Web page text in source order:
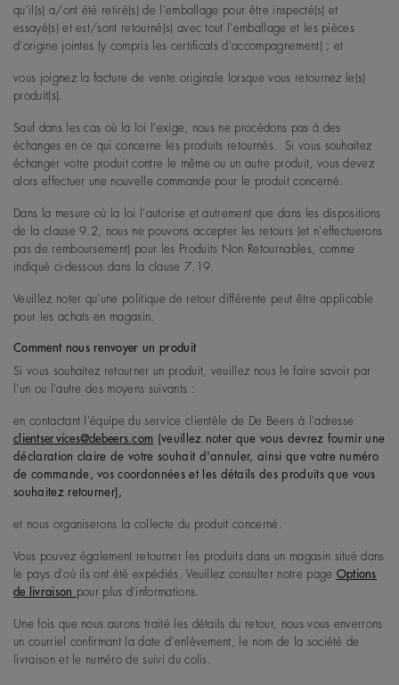
qu'il(s) a/ont été retiré(s) de l'emballage pour être inspecté(s) et
essayé(s) et est/sont retourné(s) avec tout l'emballage et les pièces
d'origine jointes (y compris les certificats d'accompagnement) ; et
vous joignez la facture de vente originale lorsque vous retournez le(s)
produit(s).
Sauf dans les cas où la loi l'exige, nous ne procédons pas à des
échanges en ce qui concerne les produits retournés. Si vous souhaitez
échanger votre produit contre le même ou un autre produit, vous devez
alors effectuer une nouvelle commande pour le produit concerné.
Dans la mesure où la loi l'autorise et autrement que dans les dispositions
de la clause 9.2, nous ne pouvons accepter les retours (et n'effectuerons
pas de remboursement) pour les Produits Non Retournables, comme
indiqué ci-dessous dans la clause 7.19.
Veuillez noter qu'une politique de retour différente peut être applicable
pour les achats en magasin.
Comment nous renvoyer un produit
Si vous souhaitez retourner un produit, veuillez nous le faire savoir par
l'un ou l'autre des moyens suivants :
en contactant l'équipe du service clientèle de De Beers à l'adresse
clientservices@debeers.com (veuillez noter que vous devrez fournir une
déclaration claire de votre souhait d'annuler, ainsi que votre numéro
de commande, vos coordonnées et les détails des produits que vous
souhaitez retourner),
et nous organiserons la collecte du produit concerné.
Vous pouvez également retourner les produits dans un magasin situé dans
le pays d'où ils ont été expédiés. Veuillez consulter notre page Options
de livraison pour plus d'informations.
Une fois que nous aurons traité les détails du retour, nous vous enverrons
un courriel confirmant la date d'enlèvement, le nom de la société de
livraison et le numéro de suivi du colis.